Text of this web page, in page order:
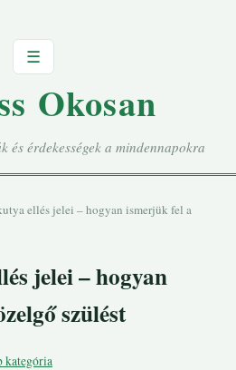
☰
Okosan
és érdekességek a mindennapokra
ellés jelei – hogyan ismerjük fel a
jelei – hogyan
szülést
kategória